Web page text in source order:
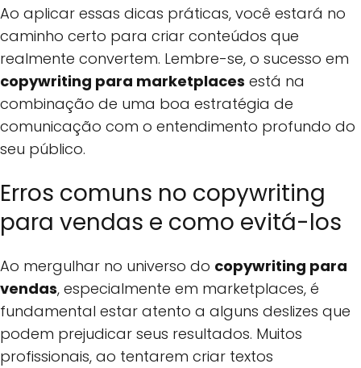
Ao aplicar essas dicas práticas, você estará no
caminho certo para criar conteúdos que
realmente convertem. Lembre-se, o sucesso em
copywriting para marketplaces está na
combinação de uma boa estratégia de
comunicação com o entendimento profundo do
seu público.
Erros comuns no copywriting
para vendas e como evitá-los
Ao mergulhar no universo do copywriting para
vendas, especialmente em marketplaces, é
fundamental estar atento a alguns deslizes que
podem prejudicar seus resultados. Muitos
profissionais, ao tentarem criar textos